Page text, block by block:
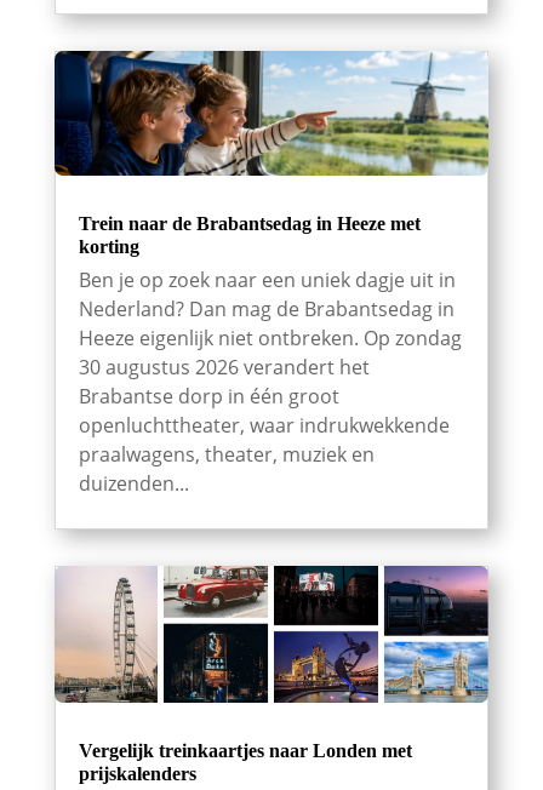
Trein naar de Brabantsedag in Heeze met
korting
Ben je op zoek naar een uniek dagje uit in
Nederland? Dan mag de Brabantsedag in
Heeze eigenlijk niet ontbreken. Op zondag
30 augustus 2026 verandert het
Brabantse dorp in één groot
openluchttheater, waar indrukwekkende
praalwagens, theater, muziek en
duizenden...
Vergelijk treinkaartjes naar Londen met
prijskalenders